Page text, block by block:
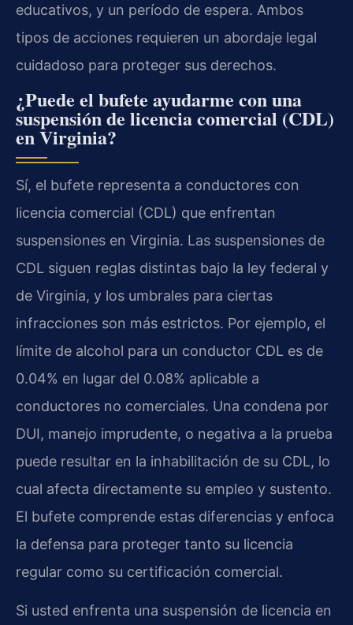
educativos, y un período de espera. Ambos
tipos de acciones requieren un abordaje legal
cuidadoso para proteger sus derechos.
¿Puede el bufete ayudarme con una
suspensión de licencia comercial (CDL)
en Virginia?
Sí, el bufete representa a conductores con
licencia comercial (CDL) que enfrentan
suspensiones en Virginia. Las suspensiones de
CDL siguen reglas distintas bajo la ley federal y
de Virginia, y los umbrales para ciertas
infracciones son más estrictos. Por ejemplo, el
límite de alcohol para un conductor CDL es de
0.04% en lugar del 0.08% aplicable a
conductores no comerciales. Una condena por
DUI, manejo imprudente, o negativa a la prueba
puede resultar en la inhabilitación de su CDL, lo
cual afecta directamente su empleo y sustento.
El bufete comprende estas diferencias y enfoca
la defensa para proteger tanto su licencia
regular como su certificación comercial.
Si usted enfrenta una suspensión de licencia en